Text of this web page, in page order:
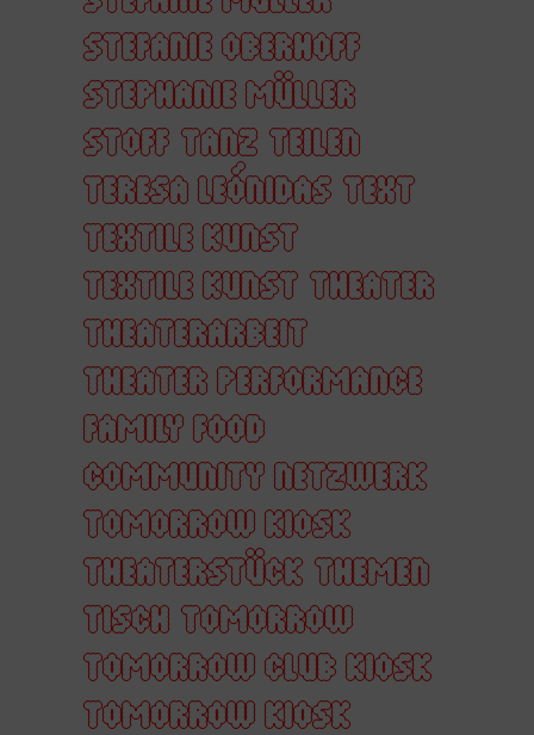
STEFANIE OBERHOFF
STEPHANIE MÜLLER
STOFF TANZ TEILEN
TERESA LEÓNIDAS TEXT
TEXTILE KUNST
TEXTILE KUNST THEATER
THEATERARBEIT
THEATER PERFORMANCE
FAMILY FOOD
COMMUNITY NETZWERK
TOMORROW KIOSK
THEATERSTÜCK THEMEN
TISCH TOMORROW
TOMORROW CLUB KIOSK
TOMORROW KIOSK